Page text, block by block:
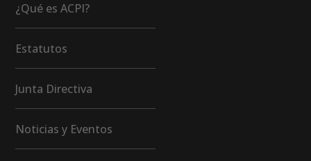
¿Qué es ACPI?
Estatutos
Junta Directiva
Noticias y Eventos